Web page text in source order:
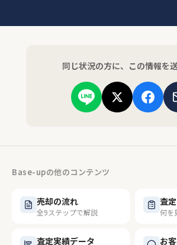
同じ状況の方に、この情報を
Base-upの他のコンテンツ
売却の流れ
全9ステップで解説
査
何を
査定実績データ お